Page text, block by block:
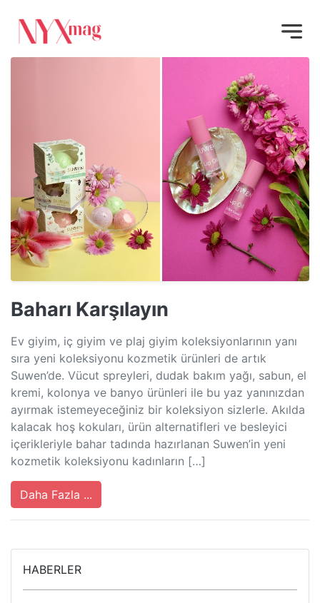
Baharı Karşılayın
Ev giyim, iç giyim ve plaj giyim koleksiyonlarının yanı
sıra yeni koleksiyonu kozmetik ürünleri de artık
Suwen’de. Vücut spreyleri, dudak bakım yağı, sabun, el
kremi, kolonya ve banyo ürünleri ile bu yaz yanınızdan
ayırmak istemeyeceğiniz bir koleksiyon sizlerle. Akılda
kalacak hoş kokuları, ürün alternatifleri ve besleyici
içerikleriyle bahar tadında hazırlanan Suwen’in yeni
kozmetik koleksiyonu kadınların […]
Daha Fazla ...
HABERLER